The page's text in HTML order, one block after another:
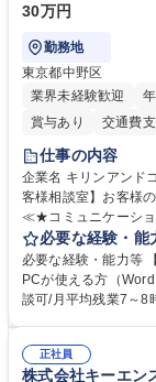
30万円
勤務地
東京都中野区
業界未経験歓迎
賞与あり
交通費
仕事の内容
企業名 キリンアンドコミュニ
客様相談室】お客様のお
≪★コミュニケーシ
お客様のお声をより
様相談室でのお仕事です。 日々お客様からいただくキリン
意見を、企業活動に
って対応、情報提供
平均100件前後■メール・手紙：同
相談室】お客様のお
必要な経験・能
必要な経験・能力等
PCが使える方（
談可/月平均残業7～8時間程度 【入社後の研修】着任
すのでご安心くださ
う会社として、お客
正社員
株式会社キーエン